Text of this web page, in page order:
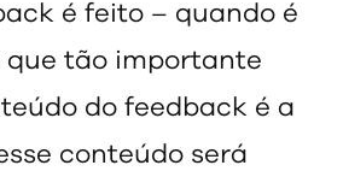
é feito – quando é
que tão importante
do feedback é a
conteúdo será